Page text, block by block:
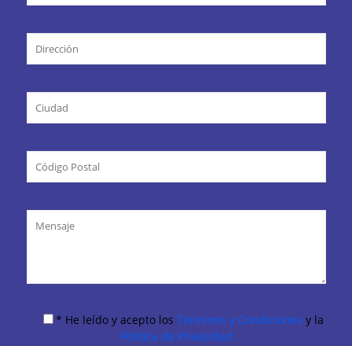
* He leído y acepto los Términos y Condiciones y la
Política de Privacidad